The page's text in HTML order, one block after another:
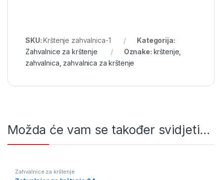
SKU:Krštenje zahvalnica-1
Kategorija:
Zahvalnice za krštenje
Oznake: krštenje
zahvalnica zahvalnica za krštenje
Možda će vam se također svidjeti…
Zahvalnice za krštenje